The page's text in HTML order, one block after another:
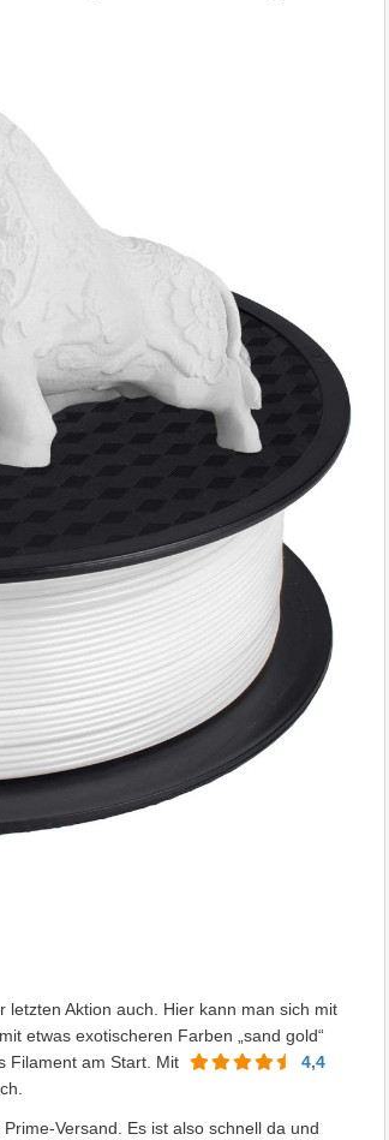
Aktion auch. Hier kann man sich mit
etwas exotischeren Farben „sand gold“
Filament am Start. Mit
4,4
Versand. Es ist also schnell da und